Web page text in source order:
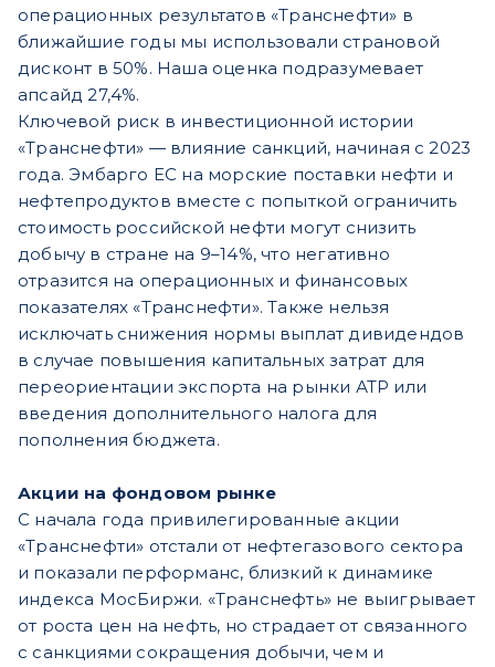
операционных результатов «Транснефти» в
ближайшие годы мы использовали страновой
дисконт в 50%. Наша оценка подразумевает
апсайд 27,4%.
Ключевой риск в инвестиционной истории
«Транснефти» — влияние санкций, начиная с 2023
года. Эмбарго ЕС на морские поставки нефти и
нефтепродуктов вместе с попыткой ограничить
стоимость российской нефти могут снизить
добычу в стране на 9–14%, что негативно
отразится на операционных и финансовых
показателях «Транснефти». Также нельзя
исключать снижения нормы выплат дивидендов
в случае повышения капитальных затрат для
переориентации экспорта на рынки АТР или
введения дополнительного налога для
пополнения бюджета.
Акции на фондовом рынке
С начала года привилегированные акции
«Транснефти» отстали от нефтегазового сектора
и показали перформанс, близкий к динамике
индекса МосБиржи. «Транснефть» не выигрывает
от роста цен на нефть, но страдает от связанного
с санкциями сокращения добычи, чем и